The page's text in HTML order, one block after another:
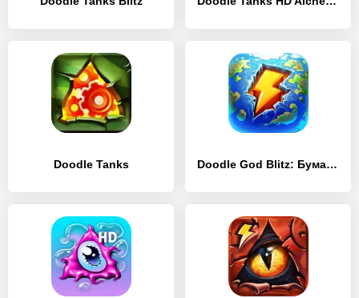
Doodle Tanks Doodle God Blitz: Бумажная Алхимия